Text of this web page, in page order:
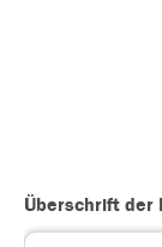
Überschrift der